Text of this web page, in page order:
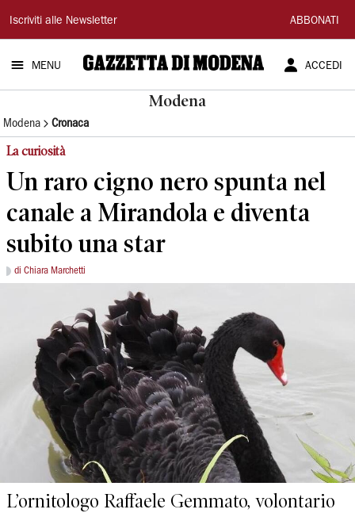
Gazzetta
di
Modena
Iscriviti alle Newsletter ABBONATI
MENU ACCEDI
Modena
Modena Cronaca
La curiosità
Un raro cigno nero spunta nel
canale a Mirandola e diventa
subito una star
di Chiara Marchetti
L’ornitologo Raffaele Gemmato, volontario